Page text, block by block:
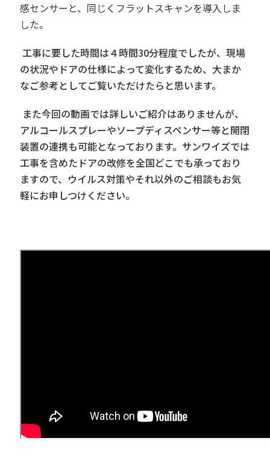
感センサーと、同じくフラットスキャンを導入しま
した。
工事に要した時間は４時間30分程度でしたが、現場
の状況やドアの仕様によって変化するため、大まか
なご参考としてご覧いただけたらと思います。
また今回の動画では詳しいご紹介はありませんが、
アルコールスプレーやソープディスペンサー等と開閉
装置の連携も可能となっております。サンワイズでは
工事を含めたドアの改修を全国どこでも承っており
ますので、ウイルス対策やそれ以外のご相談もお気
軽にお申しつけください。